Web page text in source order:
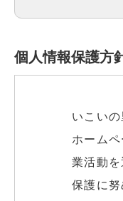
個人情報保護方
いこいの
ホーム
業活動
保護に